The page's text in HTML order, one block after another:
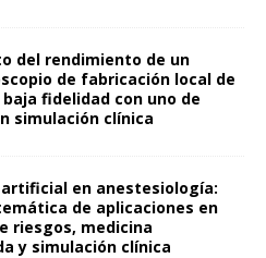
del rendimiento de un
de fabricación local de
fidelidad con uno de
simulación clínica
en anestesiología:
de aplicaciones en
riesgos, medicina
y simulación clínica